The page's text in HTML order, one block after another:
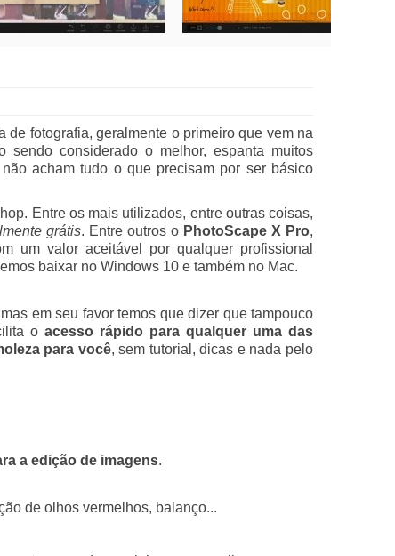
fotografia, geralmente o primeiro que vem na
sendo considerado o melhor, espanta muitos
acham tudo o que precisam por ser básico
Entre os mais utilizados, entre outras coisas,
grátis. Entre outros o PhotoScape X Pro,
um valor aceitável por qualquer profissional
baixar no Windows 10 e também no Mac.
em seu favor temos que dizer que tampouco
o acesso rápido para qualquer uma das
para você, sem tutorial, dicas e nada pelo
a edição de imagens.
de olhos vermelhos, balanço...